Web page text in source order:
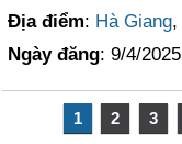
Địa điểm: Hà Giang,
Ngày đăng: 9/4/2025
1 2 3